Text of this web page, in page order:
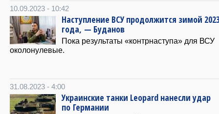
10.09.2023 - 10:42
Наступление ВСУ продолжится зимой
года, — Буданов
Пока результаты «контрнаступа» для ВСУ
околонулевые.
31.08.2023 - 4:00
Украинские танки Leopard нанесли удар
по Германии